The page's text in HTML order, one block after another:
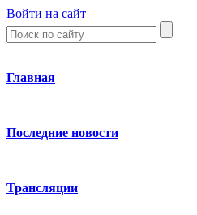
Войти на сайт
Главная
Последние новости
Трансляции